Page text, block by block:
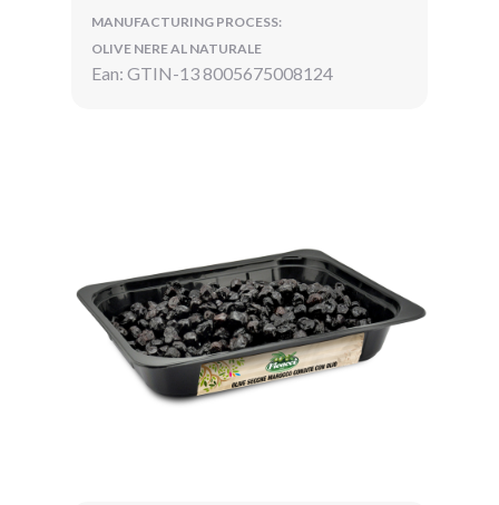
MANUFACTURING PROCESS:
OLIVE NERE AL NATURALE
Ean: GTIN-13 8005675008124